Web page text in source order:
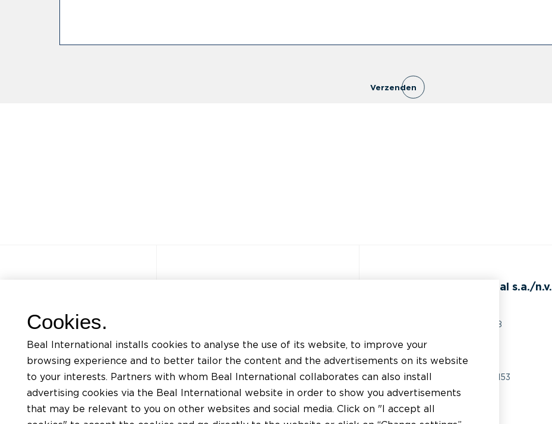
Verzenden
FAQ
Jobs
Contact
Politique de confidentialité
Conditions d’utilisation du site
Listing documents techniques
Demande d’assistance technique
Trouver un applicateur
BEAL International s.a./n.v.
Rue du Tronquoy, 8
TVA: BE0414.592.153
Cookies.
Beal International installs cookies to analyse the use of its website, to improve your
browsing experience and to better tailor the content and the advertisements on its website
to your interests. Partners with whom Beal International collaborates can also install
advertising cookies via the Beal International website in order to show you advertisements
that may be relevant to you on other websites and social media. Click on "I accept all